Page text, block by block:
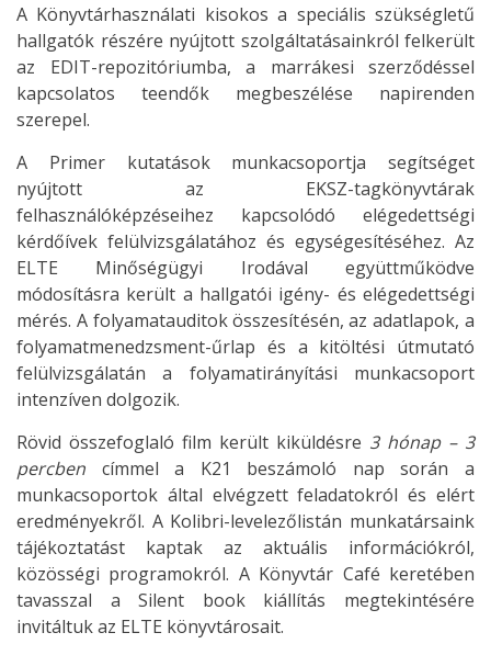
A Könyvtárhasználati kisokos a speciális szükségletű
hallgatók részére nyújtott szolgáltatásainkról felkerült
az EDIT-repozitóriumba, a marrákesi szerződéssel
kapcsolatos teendők megbeszélése napirenden
szerepel.
A Primer kutatások munkacsoportja segítséget
nyújtott az EKSZ-tagkönyvtárak
felhasználóképzéseihez kapcsolódó elégedettségi
kérdőívek felülvizsgálatához és egységesítéséhez. Az
ELTE Minőségügyi Irodával együttműködve
módosításra került a hallgatói igény- és elégedettségi
mérés. A folyamatauditok összesítésén, az adatlapok, a
folyamatmenedzsment-űrlap és a kitöltési útmutató
felülvizsgálatán a folyamatirányítási munkacsoport
intenzíven dolgozik.
Rövid összefoglaló film került kiküldésre 3 hónap – 3
percben címmel a K21 beszámoló nap során a
munkacsoportok által elvégzett feladatokról és elért
eredményekről. A Kolibri-levelezőlistán munkatársaink
tájékoztatást kaptak az aktuális információkról,
közösségi programokról. A Könyvtár Café keretében
tavasszal a Silent book kiállítás megtekintésére
invitáltuk az ELTE könyvtárosait.